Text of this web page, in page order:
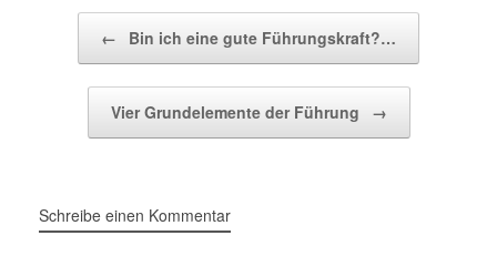
← Bin ich eine gute Führungskraft?…
Vier Grundelemente der Führung →
Schreibe einen Kommentar